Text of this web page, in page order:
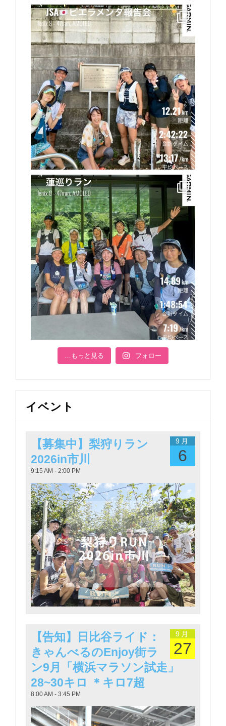
…もっと見る フォロー
イベント
9月
6
【募集中】梨狩りラン
2026in市川
9:15 AM - 2:00 PM
9月
27
【告知】日比谷ライド：
きゃんべるのEnjoy街ラ
ン9月「横浜マラソン試走」
28~30キロ ＊キロ7超
8:00 AM - 3:45 PM